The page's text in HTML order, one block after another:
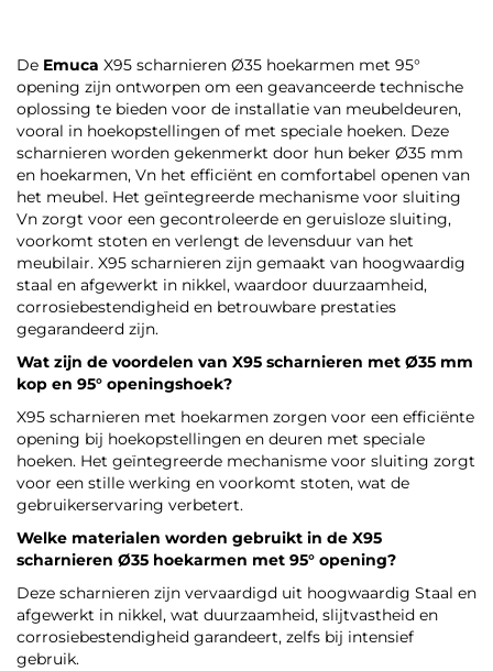
De Emuca X95 scharnieren Ø35 hoekarmen met 95°
opening zijn ontworpen om een geavanceerde technische
oplossing te bieden voor de installatie van meubeldeuren,
vooral in hoekopstellingen of met speciale hoeken. Deze
scharnieren worden gekenmerkt door hun beker Ø35 mm
en hoekarmen, Vn het efficiënt en comfortabel openen van
het meubel. Het geïntegreerde mechanisme voor sluiting
Vn zorgt voor een gecontroleerde en geruisloze sluiting,
voorkomt stoten en verlengt de levensduur van het
meubilair. X95 scharnieren zijn gemaakt van hoogwaardig
staal en afgewerkt in nikkel, waardoor duurzaamheid,
corrosiebestendigheid en betrouwbare prestaties
gegarandeerd zijn.
Wat zijn de voordelen van X95 scharnieren met Ø35 mm
kop en 95° openingshoek?
X95 scharnieren met hoekarmen zorgen voor een efficiënte
opening bij hoekopstellingen en deuren met speciale
hoeken. Het geïntegreerde mechanisme voor sluiting zorgt
voor een stille werking en voorkomt stoten, wat de
gebruikerservaring verbetert.
Welke materialen worden gebruikt in de X95
scharnieren Ø35 hoekarmen met 95° opening?
Deze scharnieren zijn vervaardigd uit hoogwaardig Staal en
afgewerkt in nikkel, wat duurzaamheid, slijtvastheid en
corrosiebestendigheid garandeert, zelfs bij intensief
gebruik.